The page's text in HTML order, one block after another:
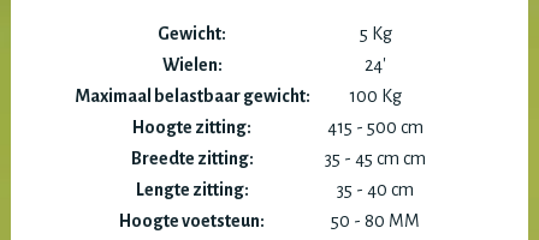
Gewicht:
5 Kg
Wielen:
24'
Maximaal belastbaar gewicht:
100 Kg
Hoogte zitting:
415 - 500 cm
Breedte zitting:
35 - 45 cm cm
Lengte zitting:
35 - 40 cm
Hoogte voetsteun:
50 - 80 MM